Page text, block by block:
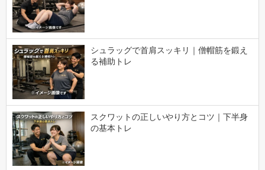
シュラッグで首肩スッキリ｜僧帽筋を鍛え
る補助トレ
スクワットの正しいやり方とコツ｜下半身
の基本トレ